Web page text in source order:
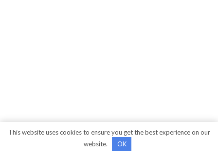
This website uses cookies to ensure you get the best experience on our
website.
OK